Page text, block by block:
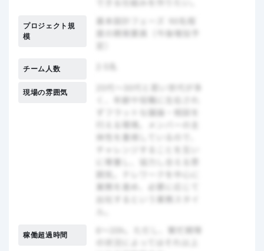
プロジェクト規
模
チーム人数
現場の雰囲気
稼働超過時間